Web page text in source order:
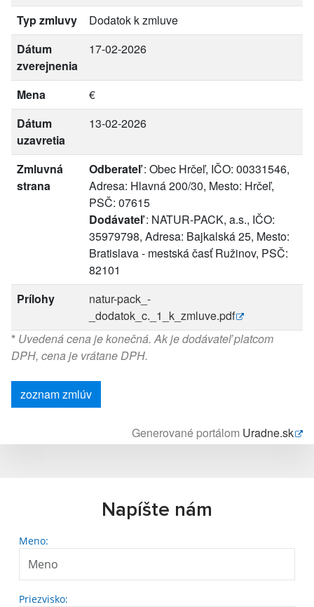
Typ zmluvy
Dodatok k zmluve
Dátum
zverejnenia
17-02-2026
Mena
€
Dátum
uzavretia
13-02-2026
Zmluvná
strana
Odberateľ: Obec Hrčeľ, IČO: 00331546,
Adresa: Hlavná 200/30, Mesto: Hrčeľ,
PSČ: 07615
Dodávateľ: NATUR-PACK, a.s., IČO:
35979798, Adresa: Bajkalská 25, Mesto:
Bratislava - mestská časť Ružinov, PSČ:
82101
Prílohy
natur-pack_-
_dodatok_c._1_k_zmluve.pdf
* Uvedená cena je konečná. Ak je dodávateľ platcom
DPH, cena je vrátane DPH.
zoznam zmlúv
Generované portálom Uradne.sk
Napíšte nám
Meno:
Priezvisko: